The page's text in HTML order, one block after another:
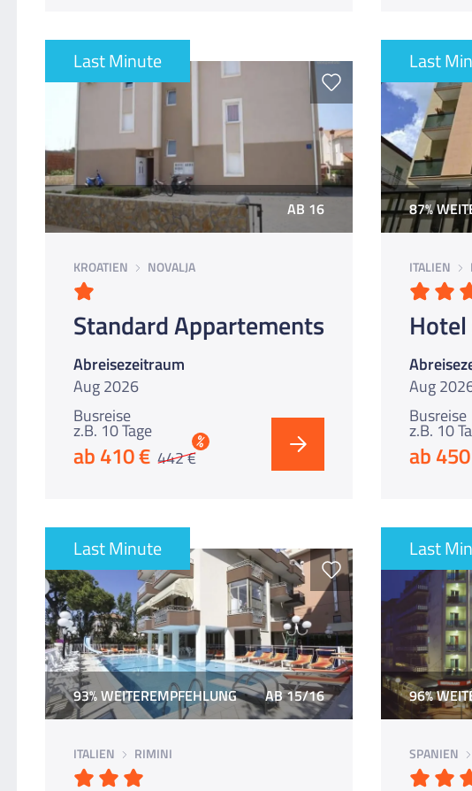
Last Minute
AB 16
KROATIEN NOVALJA
Standard Appartements
Abreisezeitraum
Aug 2026
Busreise
z.B. 10 Tage
ab 410 € 442 €
%
Last
87%
ITALIEN
Aug
Busreise
z.B. 10
ab
Last Minute
93% WEITEREMPFEHLUNG AB 15/16
ITALIEN RIMINI
Last
96%
SPANIEN